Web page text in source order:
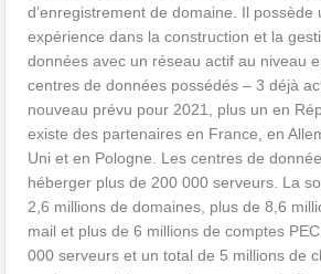
d’enregistrement de domaine. Il possède
expérience dans la construction et la
données avec un réseau actif au niveau
centres de données possédés – 3 déjà
nouveau prévu pour 2021, plus un en
existe des partenaires en France, en
Uni et en Pologne. Les centres de
héberger plus de 200 000 serveurs. La
2,6 millions de domaines, plus de 8,6
mail et plus de 6 millions de comptes
000 serveurs et un total de 5 millions de